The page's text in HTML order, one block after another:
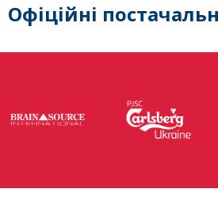
Офіційні